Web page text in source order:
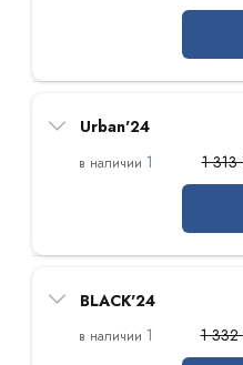
Urban'24
1
1 313
BLACK'24
1
1 332